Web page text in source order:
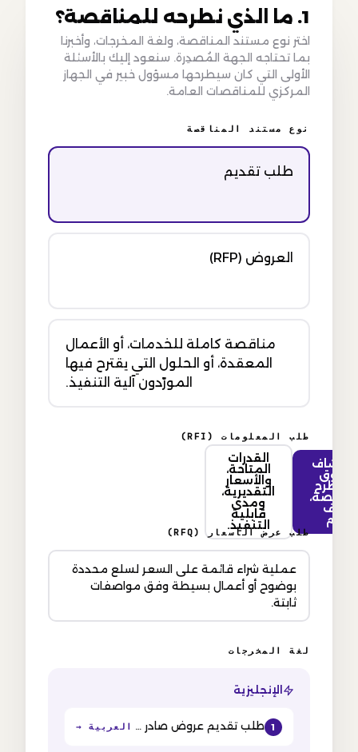
1. ما الذي نطرحه للمناقصة؟
اختر نوع مستند المناقصة، ولغة المخرجات، وأخبرنا
بما تحتاجه الجهة المُصدِرة. سنعود إليك بالأسئلة
الأولى التي كان سيطرحها مسؤول خبير في الجهاز
المركزي للمناقصات العامة.
نوع مستند المناقصة
طلب تقديم
العروض (RFP)
مناقصة كاملة للخدمات، أو الأعمال
المعقدة، أو الحلول التي يقترح فيها
المورّدون آلية التنفيذ.
طلب المعلومات (RFI)
للسوق
طرح
بهدف
فهم
القدرات
المتاحة،
والأسعار
التقديرية،
ومدى
قابلية
التنفيذ.
طلب عرض الأسعار (RFQ)
عملية شراء قائمة على السعر لسلع محددة
بوضوح أو أعمال بسيطة وفق مواصفات
ثابتة.
لغة المخرجات
الإنجليزية
1 طلب تقديم عروض صادر عن وزارة الأشغال العامة (دولة الكويت) لأعمال الصيانة الوقائية والتصحيحية لمدة 36 شهراً… العربية